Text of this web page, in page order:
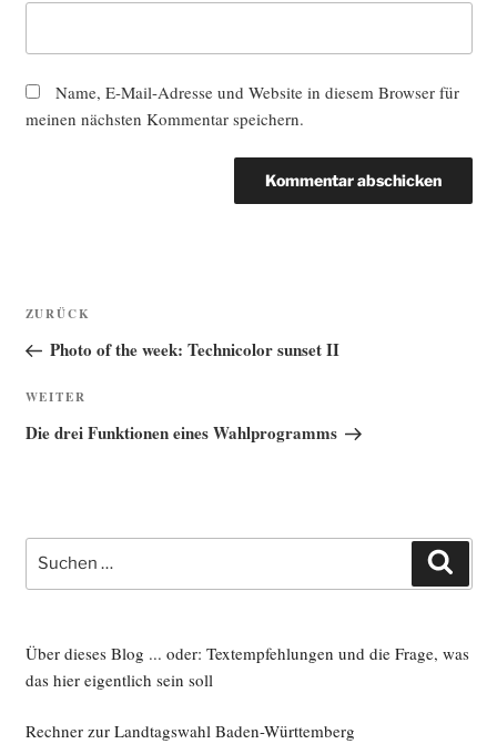
Name, E-Mail-Adresse und Website in diesem Browser für
meinen nächsten Kommentar speichern.
Beitragsnavigation
Vorheriger
Beitrag
ZURÜCK
Photo of the week: Technicolor sunset II
Nächster
Beitrag
WEITER
Die drei Funktionen eines Wahlprogramms
Suche
nach:
Über dieses Blog ... oder: Textempfehlungen und die Frage, was
das hier eigentlich sein soll
Rechner zur Landtagswahl Baden-Württemberg